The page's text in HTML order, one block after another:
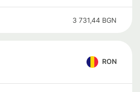
3 731,44 BGN
RON